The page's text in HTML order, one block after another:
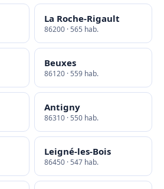
La Roche-Rigault
86200 · 565 hab.
Beuxes
86120 · 559 hab.
Antigny
86310 · 550 hab.
Leigné-les-Bois
86450 · 547 hab.